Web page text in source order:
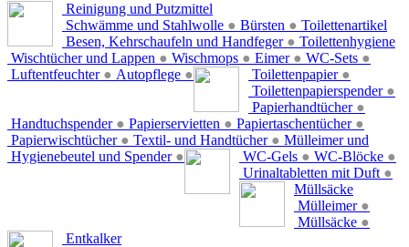
Reinigung und Putzmittel
Schwämme und Stahlwolle ● Bürsten ●
Besen, Kehrschaufeln und Handfeger ●
Wischtücher und Lappen ● Wischmops ● Eimer ● WC-Sets ●
Luftentfeuchter ● Autopflege ●
Toilettenartikel
Toilettenpapier ●
Toilettenpapierspender ●
Papierhandtücher ●
Handtuchspender ● Papierservietten ● Papiertaschentücher ●
Papierwischtücher ● Textil- und Handtücher ●
Hygienebeutel und Spender ●
Toilettenhygiene
WC-Gels ● WC-Blöcke ●
Urinaltabletten mit Duft ●
Mülleimer und
Müllsäcke
Mülleimer ●
Müllsäcke ●
Entkalker